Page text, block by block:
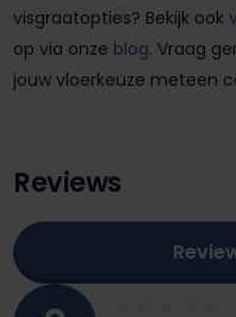
visgraatopties? Bekijk ook
op via onze blog. Vraag
jouw vloerkeuze meteen
Reviews